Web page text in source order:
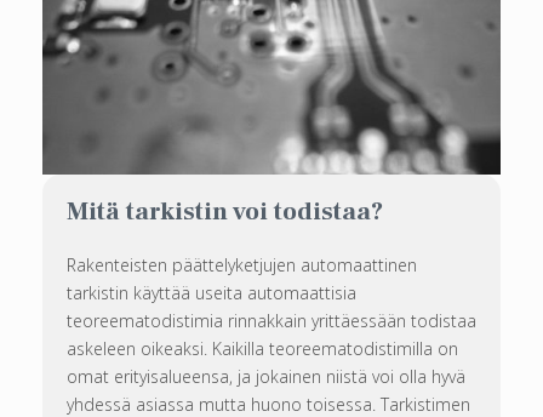
Mitä tarkistin voi todistaa?
Rakenteisten päättelyketjujen automaattinen
tarkistin käyttää useita automaattisia
teoreematodistimia rinnakkain yrittäessään todistaa
askeleen oikeaksi. Kaikilla teoreematodistimilla on
omat erityisalueensa, ja jokainen niistä voi olla hyvä
yhdessä asiassa mutta huono toisessa. Tarkistimen